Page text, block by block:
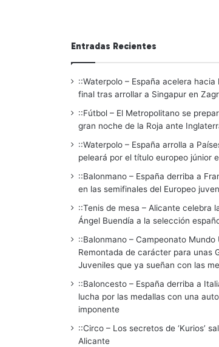
Entradas Recientes
::Waterpolo – España acelera
final tras arrollar a Singapur en
::Fútbol – El Metropolitano se
gran noche de la Roja ante
::Waterpolo – España arrolla a
peleará por el título europeo júnior
::Balonmano – España derriba a
en las semifinales del Europeo
::Tenis de mesa – Alicante celebra
Ángel Buendía a la selección
::Balonmano – Campeonato Mundo
Remontada de carácter para unas
Juveniles que ya sueñan con las
::Baloncesto – España derriba a
lucha por las medallas con una
imponente
::Circo – Los secretos de ‘Kurios’
Alicante